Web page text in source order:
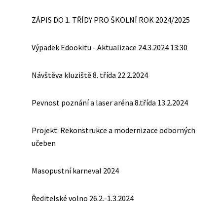
ZÁPIS DO 1. TŘÍDY PRO ŠKOLNÍ ROK 2024/2025
Výpadek Edookitu - Aktualizace 24.3.2024 13:30
Návštěva kluziště 8. třída 22.2.2024
Pevnost poznání a laser aréna 8.třída 13.2.2024
Projekt: Rekonstrukce a modernizace odborných
učeben
Masopustní karneval 2024
Ředitelské volno 26.2.-1.3.2024